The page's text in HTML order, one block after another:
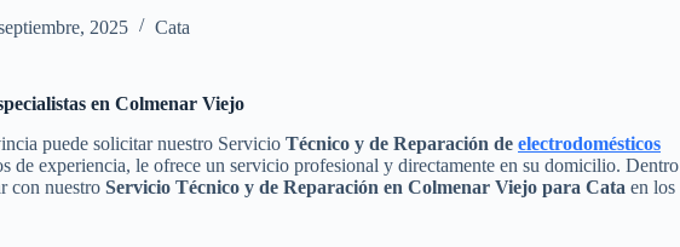
2025 Cata
en Colmenar Viejo
puede solicitar nuestro Servicio Técnico y de Reparación de electrodomésticos
de experiencia, le ofrece un servicio profesional y directamente en su domicilio. Dentro
con nuestro Servicio Técnico y de Reparación en Colmenar Viejo para Cata en los